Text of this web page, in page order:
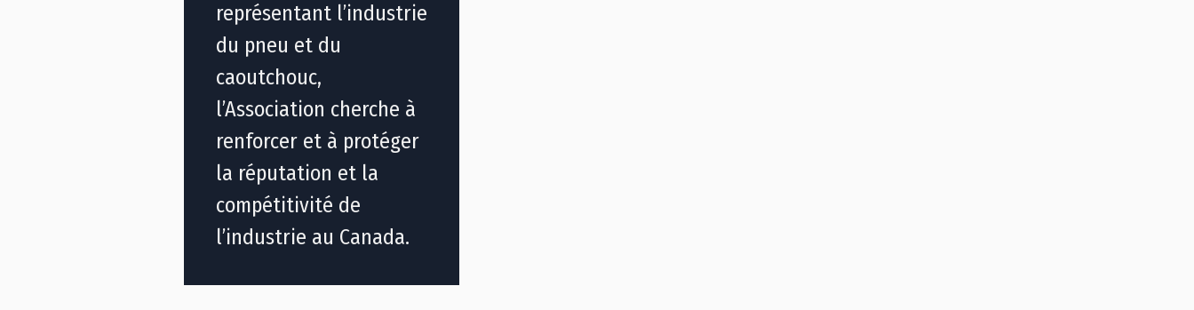
représentant l’industrie
du pneu et du
caoutchouc,
l’Association cherche à
renforcer et à protéger
la réputation et la
compétitivité de
l’industrie au Canada.